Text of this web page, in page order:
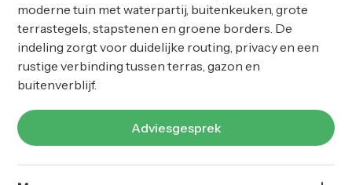
moderne tuin met waterpartij, buitenkeuken, grote
terrastegels, stapstenen en groene borders. De
indeling zorgt voor duidelijke routing, privacy en een
rustige verbinding tussen terras, gazon en
buitenverblijf.
Adviesgesprek